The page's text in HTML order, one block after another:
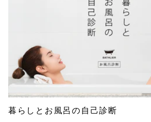
暮らしとお風呂の自己診断